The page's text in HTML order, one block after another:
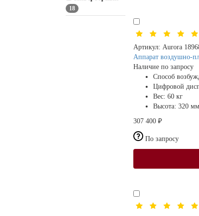
18
Артикул: Aurora
Аппарат воздушно-
Наличие по запросу
Способ
Цифровой
Вес: 60 кг
Высота: 320 мм
307 400 ₽
По запросу